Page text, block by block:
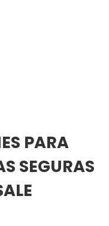
PARA
SEGURAS